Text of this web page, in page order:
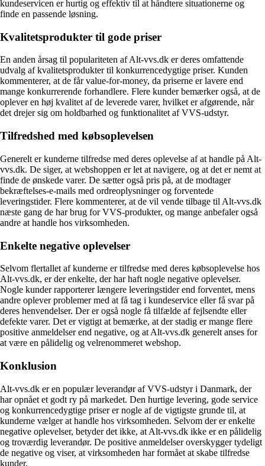
kundeservicen er hurtig og effektiv til at håndtere situationerne og
finde en passende løsning.
Kvalitetsprodukter til gode priser
En anden årsag til populariteten af Alt-vvs.dk er deres omfattende
udvalg af kvalitetsprodukter til konkurrencedygtige priser. Kunden
kommenterer, at de får value-for-money, da priserne er lavere end
mange konkurrerende forhandlere. Flere kunder bemærker også, at de
oplever en høj kvalitet af de leverede varer, hvilket er afgørende, når
det drejer sig om holdbarhed og funktionalitet af VVS-udstyr.
Tilfredshed med købsoplevelsen
Generelt er kunderne tilfredse med deres oplevelse af at handle på Alt-
vvs.dk. De siger, at webshoppen er let at navigere, og at det er nemt at
finde de ønskede varer. De sætter også pris på, at de modtager
bekræftelses-e-mails med ordreoplysninger og forventede
leveringstider. Flere kommenterer, at de vil vende tilbage til Alt-vvs.dk
næste gang de har brug for VVS-produkter, og mange anbefaler også
andre at handle hos virksomheden.
Enkelte negative oplevelser
Selvom flertallet af kunderne er tilfredse med deres købsoplevelse hos
Alt-vvs.dk, er der enkelte, der har haft nogle negative oplevelser.
Nogle kunder rapporterer længere leveringstider end forventet, mens
andre oplever problemer med at få tag i kundeservice eller få svar på
deres henvendelser. Der er også nogle få tilfælde af fejlsendte eller
defekte varer. Det er vigtigt at bemærke, at der stadig er mange flere
positive anmeldelser end negative, og at Alt-vvs.dk generelt anses for
at være en pålidelig og velrenommeret webshop.
Konklusion
Alt-vvs.dk er en populær leverandør af VVS-udstyr i Danmark, der
har opnået et godt ry på markedet. Den hurtige levering, gode service
og konkurrencedygtige priser er nogle af de vigtigste grunde til, at
kunderne vælger at handle hos virksomheden. Selvom der er enkelte
negative oplevelser, betyder det ikke, at Alt-vvs.dk ikke er en pålidelig
og troværdig leverandør. De positive anmeldelser overskygger tydeligt
de negative og viser, at virksomheden har formået at skabe tilfredse
kunder.